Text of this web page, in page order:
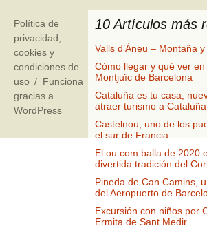
10 Artículos más
Valls d’Àneu – Montaña
Cómo llegar y qué ver
Montjuïc de Barcelona
Cataluña es tu casa,
atraer turismo a Cataluña
Castelnou, uno de los
el sur de Francia
El ou com balla de 2020
divertida tradición del
Pineda de Can Camins,
del Aeropuerto de
Excursión con niños por
Ermita de Sant Medir
Política de
privacidad,
cookies y
condiciones de
uso
Funciona
gracias a
WordPress